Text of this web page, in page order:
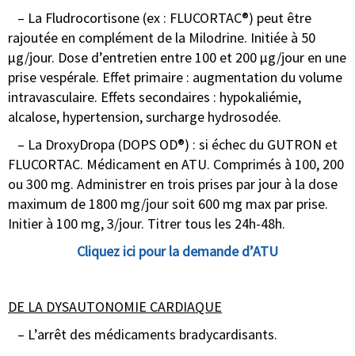
– La Fludrocortisone (ex : FLUCORTAC®) peut être
rajoutée en complément de la Milodrine. Initiée à 50
μg/jour. Dose d’entretien entre 100 et 200 μg/jour en une
prise vespérale. Effet primaire : augmentation du volume
intravasculaire. Effets secondaires : hypokaliémie,
alcalose, hypertension, surcharge hydrosodée.
– La DroxyDropa (DOPS OD®) : si échec du GUTRON et
FLUCORTAC. Médicament en ATU. Comprimés à 100, 200
ou 300 mg. Administrer en trois prises par jour à la dose
maximum de 1800 mg/jour soit 600 mg max par prise.
Initier à 100 mg, 3/jour. Titrer tous les 24h-48h.
Cliquez ici pour la demande d’ATU
DE LA DYSAUTONOMIE CARDIAQUE
– L’arrêt des médicaments bradycardisants.